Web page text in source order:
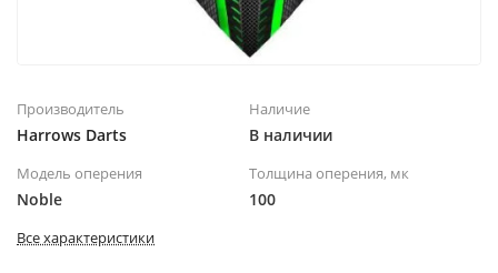
Производитель
Harrows Darts
Наличие
В наличии
Модель оперения
Noble
Толщина оперения, мк
100
Все характеристики